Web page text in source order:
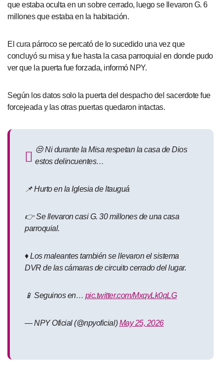
que estaba oculta en un sobre cerrado, luego se llevaron G. 6
millones que estaba en la habitación.
El cura párroco se percató de lo sucedido una vez que
concluyó su misa y fue hasta la casa parroquial en donde pudo
ver que la puerta fue forzada, informó NPY.
Según los datos solo la puerta del despacho del sacerdote fue
forcejeada y las otras puertas quedaron intactas.
😒 Ni durante la Misa respetan la casa de Dios
estos delincuentes…
📌 Hurto en la Iglesia de Itauguá
👉 Se llevaron casi G. 30 millones de una casa
parroquial.
♦️ Los maleantes también se llevaron el sistema
DVR de las cámaras de circuito cerrado del lugar.
📱 Seguinos en… pic.twitter.com/MxqvLk0qLG
— NPY Oficial (@npyoficial)May 25, 2026